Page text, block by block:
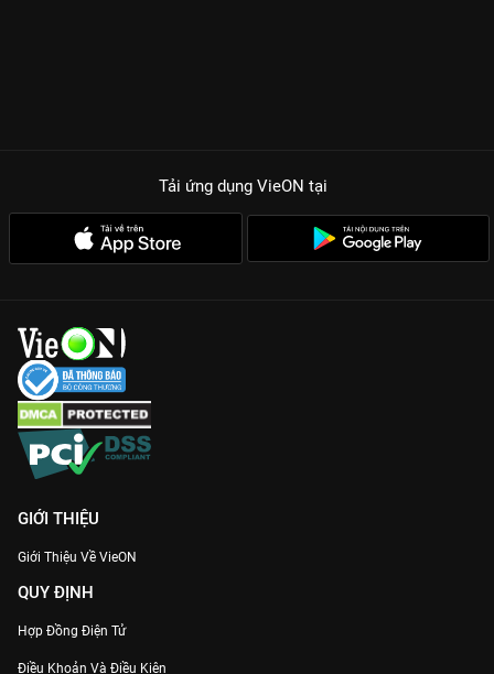
Tải ứng dụng VieON tại
GIỚI THIỆU
Giới Thiệu Về VieON
QUY ĐỊNH
Hợp Đồng Điện Tử
Điều Khoản Và Điều Kiện